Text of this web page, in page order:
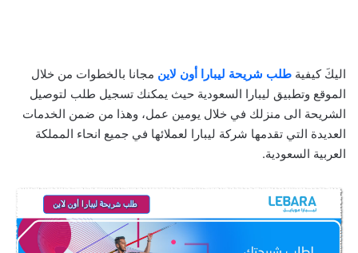
اليكَ كيفية طلب شريحة ليبارا أون لاين مجانا بالخطوات من خلال
الموقع وتطبيق ليبارا السعودية حيث يمكنك تسجيل طلب لتوصيل
الشريحة الى منزلك في خلال يومين عمل، وهذا من ضمن الخدمات
العديدة التي تقدمها شركة ليبارا لعملائها في جميع انحاء المملكة
العربية السعودية.